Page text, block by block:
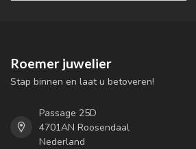
Roemer juwelier
Stap binnen en laat u betoveren!
Passage 25D
4701AN Roosendaal
Nederland